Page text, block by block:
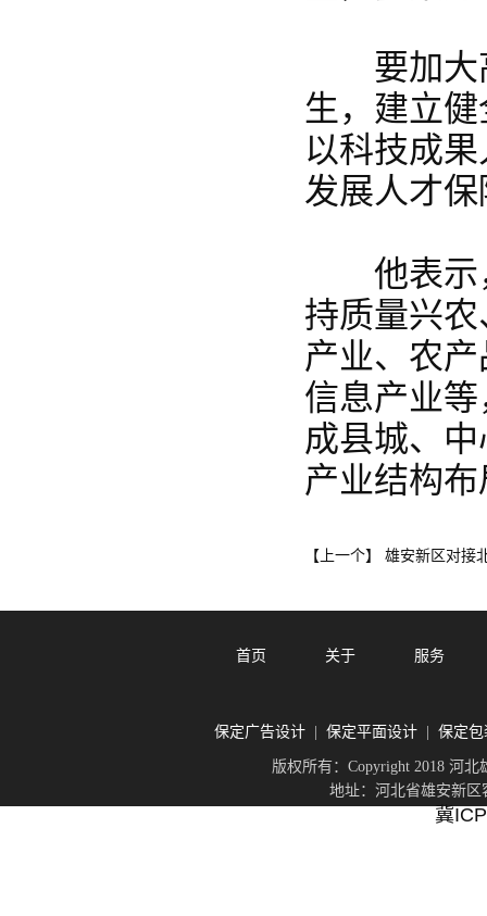
要加大高
生，建立
以科技成
发展人才
他表示，
持质量兴
产业、农
信息产业
成县城、
产业结构
【上一个】 雄安新区对接
首页 关于 服务
保定广告设计| 保定平面设计| 保定包
版权所有：Copyright 2018 河
地址：河北省雄安新区
冀